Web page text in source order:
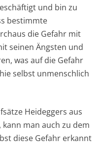
und bin zu
bestimmte
die Gefahr mit
seinen Ängsten und
was auf die Gefahr
selbst unmenschlich
Heideggers aus
kann man auch zu dem
diese Gefahr erkannt